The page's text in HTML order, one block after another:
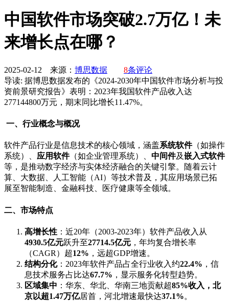
中国软件市场突破2.7万亿！未
来增长点在哪？
2025-02-12 来源： 博思数据 8条评论
导读: 据博思数据发布的《2024-2030年中国软件市场分析与投
资前景研究报告》表明：2023年我国软件产品收入达
277144800万元，期末同比增长11.47%。
一、行业概念与概况
软件产品行业是信息技术的核心领域，涵盖系统软件（如操作
系统）、 应用软件（如企业管理系统）、 中间件及嵌入式软件
等，是推动数字经济与实体经济融合的关键引擎。随着云计
算、大数据、人工智能（AI）等技术普及，其应用场景已拓
展至智能制造、金融科技、医疗健康等全领域。
二、市场特点
高增长性 ：近20年（2003-2023年）软件产品收入从
4930.5亿元跃升至27714.5亿元 ，年均复合增长率
（CAGR）超12% ，远超GDP增速。
结构分化：2023年软件产品占全行业收入约22.4% ，信
息技术服务占比达67.7% ，显示服务化转型趋势。
区域集中 ：华东、华北、华南三地贡献超85%收入，北
京以超1.47万亿居首，河北增速最快达37.1%。